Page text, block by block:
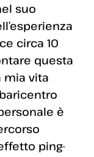
suo
circa 10
questa
mia vita
è
ping-